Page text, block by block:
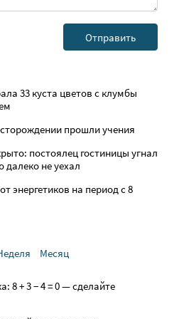
33 куста цветов с клумбы
прошли учения
постоялец гостиницы угнал
не уехал
энергетиков на период с 8
Месяц
8 + 3 − 4 = 0 — сделайте